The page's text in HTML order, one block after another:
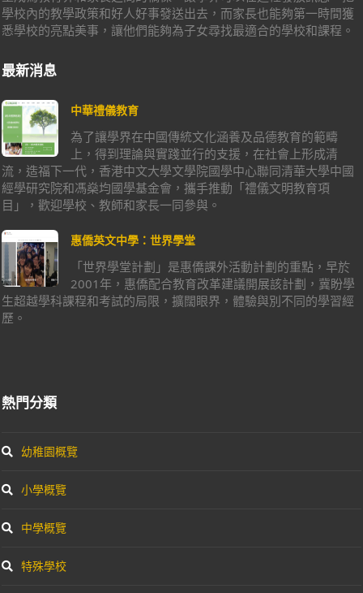
學校內的教學政策和好人好事發送出去，而家長也能夠第一時間獲
悉學校的亮點美事，讓他們能夠為子女尋找最適合的學校和課程。
最新消息
中華禮儀教育
為了讓學界在中國傳統文化涵養及品德教育的範疇
上，得到理論與實踐並行的支援，在社會上形成清
流，造福下一代，香港中文大學文學院國學中心聯同清華大學中國
經學研究院和馮燊均國學基金會，攜手推動「禮儀文明教育項
目」，歡迎學校、教師和家長一同參與。
惠僑英文中學：世界學堂
「世界學堂計劃」是惠僑課外活動計劃的重點，早於
2001年，惠僑配合教育改革建議開展該計劃，冀盼學
生超越學科課程和考試的局限，擴闊眼界，體驗與別不同的學習經
歷。
熱門分類
幼稚園概覽
小學概覽
中學概覽
特殊學校